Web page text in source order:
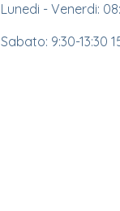
Lunedi - Venerdi:
Sabato: 9:30-13:30